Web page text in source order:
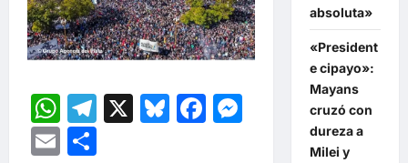
WhatsApp
Telegram
X Bluesky
Facebook
Messenger
Email
absoluta»
«President
e cipayo»:
Mayans
cruzó con
dureza a
Milei y